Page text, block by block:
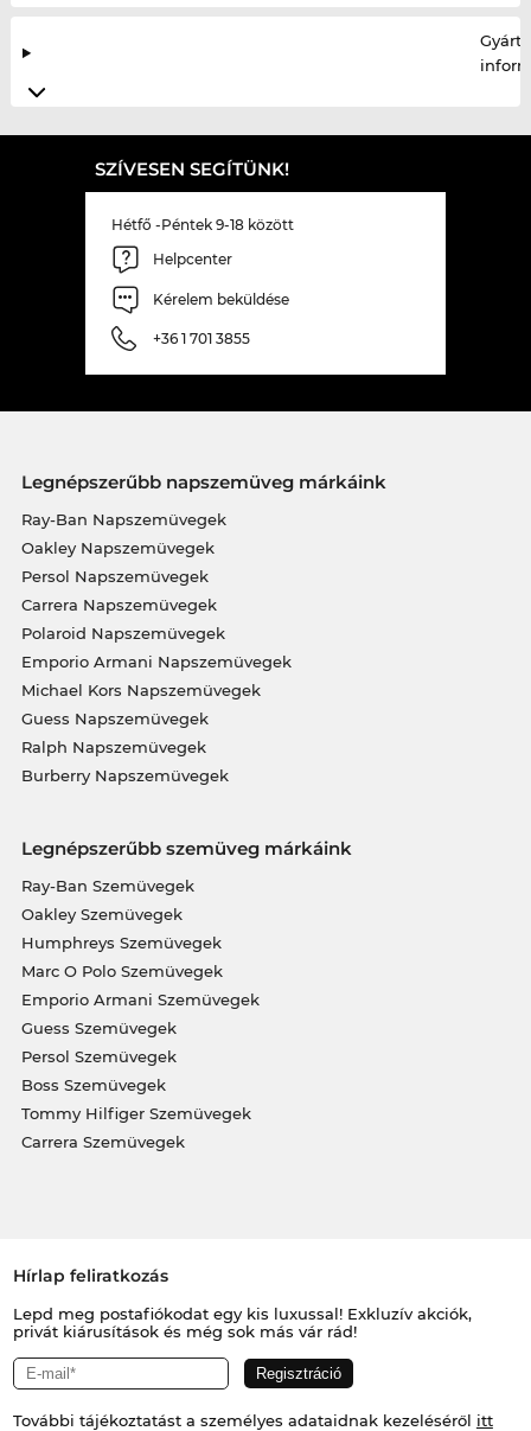
SZÍVESEN SEGÍTÜNK!
Hétfő -Péntek 9-18 között
Helpcenter
Kérelem beküldése
+36 1 701 3855
Legnépszerűbb napszemüveg márkáink
Ray-Ban Napszemüvegek
Oakley Napszemüvegek
Persol Napszemüvegek
Carrera Napszemüvegek
Polaroid Napszemüvegek
Emporio Armani Napszemüvegek
Michael Kors Napszemüvegek
Guess Napszemüvegek
Ralph Napszemüvegek
Burberry Napszemüvegek
Legnépszerűbb szemüveg márkáink
Ray-Ban Szemüvegek
Oakley Szemüvegek
Humphreys Szemüvegek
Marc O Polo Szemüvegek
Emporio Armani Szemüvegek
Guess Szemüvegek
Persol Szemüvegek
Boss Szemüvegek
Tommy Hilfiger Szemüvegek
Carrera Szemüvegek
Hírlap feliratkozás
Lepd meg postafiókodat egy kis luxussal! Exkluzív akciók,
privát kiárusítások és még sok más vár rád!
További tájékoztatást a személyes adataidnak kezeléséről itt